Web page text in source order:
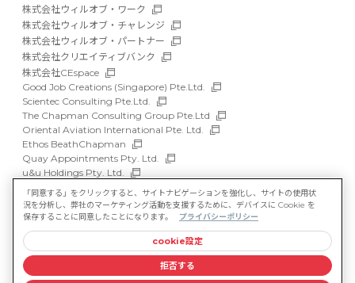
株式会社ウィルオブ・ワーク
株式会社ウィルオブ・チャレンジ
株式会社ウィルオブ・パートナー
株式会社クリエイティブバンク
株式会社CEspace
Good Job Creations (Singapore) Pte.Ltd.
Scientec Consulting Pte.Ltd.
The Chapman Consulting Group Pte.Ltd
Oriental Aviation International Pte. Ltd.
Ethos BeathChapman
Quay Appointments Pty. Ltd.
u&u Holdings Pty. Ltd.
DFP Recruitment Holdings Pty. Ltd.
Asia Recruit Holdings Sdn.Bhd.
WILLOF Vietnam Company Limited
サイトマップ
マルチステークホルダー方針
情報セキュリティ基本方針
プライバシーポリシー
「同意する」をクリックすると、サイトナビゲーションを強化し、サイトの使用状
況を分析し、弊社のマーケティング活動を支援するために、デバイスに Cookie を
保存することに同意したことになります。
プライバシーポリシー
cookie設定
拒否する